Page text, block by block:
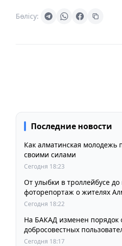
Бөлісу:
Последние новости
Как алматинская молодежь
своими силами
Сегодня 18:23
От улыбки в троллейбусе
фоторепортаж о жителях
Сегодня 18:22
На БАКАД изменен порядок
добросовестных
остается прежней
Сегодня 18:17